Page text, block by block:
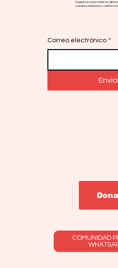
Regístrese para recibir las
nuestras actividades y noticias de
Correo electrónico *
COMUNIDAD